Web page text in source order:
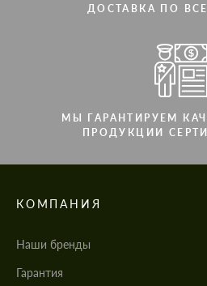
ДОСТАВКА ПО
МЫ ГАРАНТИРУЕМ
ПРОДУКЦИИ
КОМПАНИЯ
Наши бренды
Гарантия